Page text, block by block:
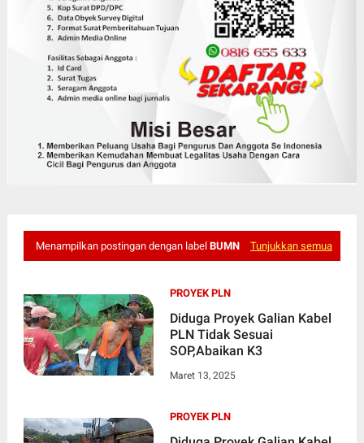
Menampilkan postingan dengan label BUMN Tunjukkan semua
PROYEK PLN
Diduga Proyek Galian Kabel
PLN Tidak Sesuai
SOP,Abaikan K3
Maret 13, 2025
PROYEK PLN